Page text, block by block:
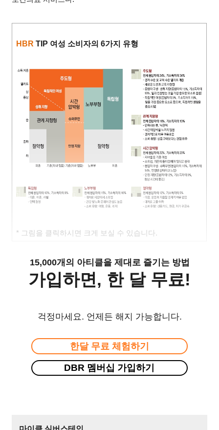
HBR TIP 여성 소비자의 6가지 유형
* 그림을 클릭하시면 크게 보실 수 있습니다.
15,000개의 아티클을 제대로 즐기는 방법
가입하면, 한 달 무료!
걱정마세요. 언제든 해지 가능합니다.
한달 무료 체험하기
DBR 멤버십 가입하기